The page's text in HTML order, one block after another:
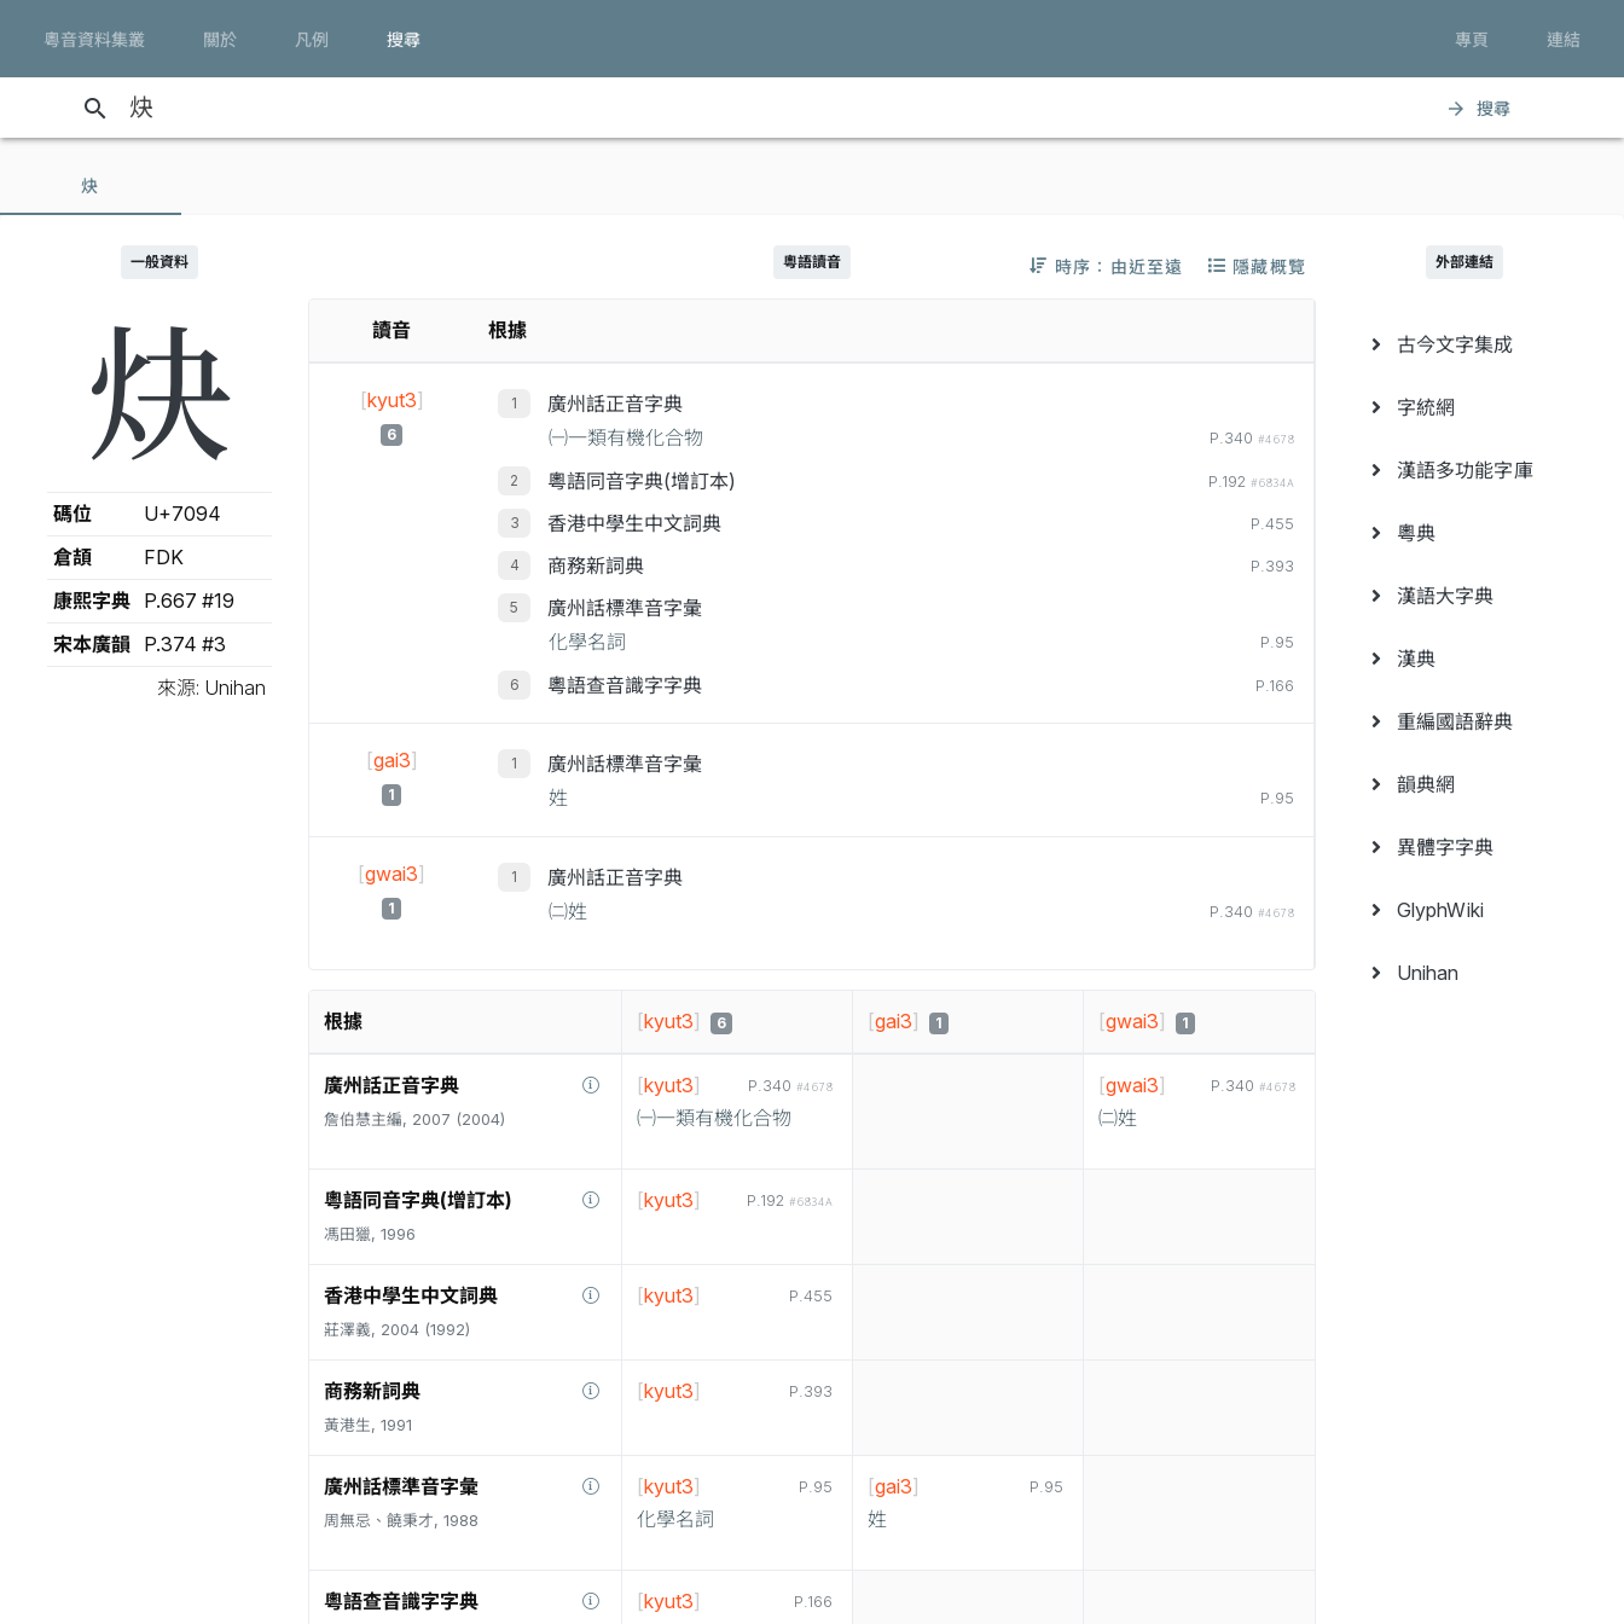
粵音資料集叢 關於 凡例 搜尋 專頁 連結
search arrow_forward 搜尋
炔
一般資料
炔
碼位
U+7094
倉頡
FDK
康熙字典
P.667 #19
宋本廣韻
P.374 #3
來源: Unihan
粵語讀音 時序：由近至遠 隱藏概覽
讀音 根據
[kyut3]
6
廣州話正音字典
㈠一類有機化合物
P.340 #4678
粵語同音字典(增訂本) P.192 #6834A
香港中學生中文詞典 P.455
商務新詞典 P.393
廣州話標準音字彙
化學名詞
P.95
粵語查音識字字典 P.166
[gai3]
1
廣州話標準音字彙
姓
P.95
[gwai3]
1
廣州話正音字典
㈡姓
P.340 #4678
根據 [kyut3] 6 [gai3] 1 [gwai3] 1
廣州話正音字典
詹伯慧主編, 2007 (2004)
P.340 #4678
[kyut3]
㈠一類有機化合物
P.340 #4678
[gwai3]
㈡姓
粵語同音字典(增訂本)
馮田獵, 1996
P.192 #6834A
[kyut3]
香港中學生中文詞典
莊澤義, 2004 (1992)
P.455
[kyut3]
商務新詞典
黃港生, 1991
P.393
[kyut3]
廣州話標準音字彙
周無忌、饒秉才, 1988
P.95
[kyut3]
化學名詞
P.95
[gai3]
姓
粵語查音識字字典 P.166
[kyut3]
外部連結
古今文字集成
字統網
漢語多功能字庫
粵典
漢語大字典
漢典
重編國語辭典
韻典網
異體字字典
GlyphWiki
Unihan